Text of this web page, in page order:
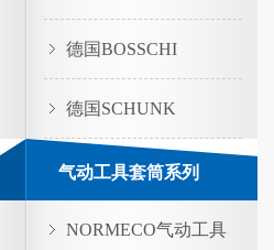
德国BOSSCHI
德国SCHUNK
气动工具套筒系列
NORMECO气动工具